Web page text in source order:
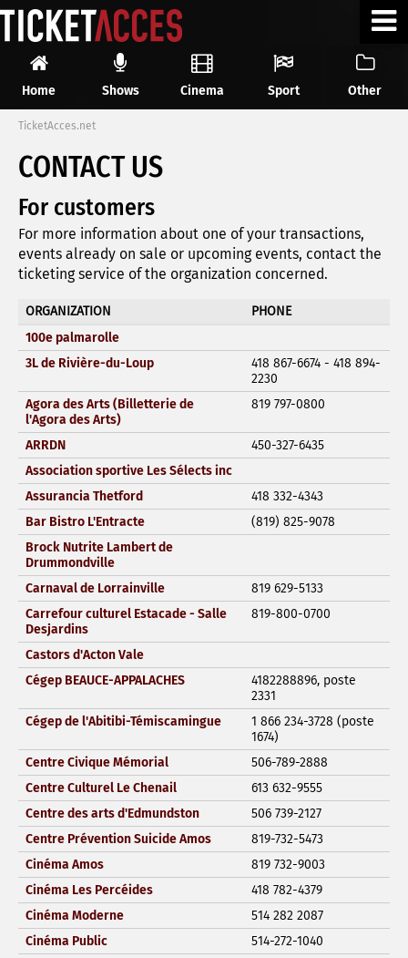
Home Shows Cinema Sport Other
TicketAcces.net
CONTACT US
For customers
For more information about one of your transactions,
events already on sale or upcoming events, contact the
ticketing service of the organization concerned.
ORGANIZATION
PHONE
100e palmarolle
3L de Rivière-du-Loup
418 867-6674 - 418 894-
2230
Agora des Arts (Billetterie de
l'Agora des Arts)
819 797-0800
ARRDN
450-327-6435
Association sportive Les Sélects inc
Assurancia Thetford
418 332-4343
Bar Bistro L'Entracte
(819) 825-9078
Brock Nutrite Lambert de
Drummondville
Carnaval de Lorrainville
819 629-5133
Carrefour culturel Estacade - Salle
Desjardins
819-800-0700
Castors d'Acton Vale
Cégep BEAUCE-APPALACHES
4182288896, poste
2331
Cégep de l'Abitibi-Témiscamingue
1 866 234-3728 (poste
1674)
Centre Civique Mémorial
506-789-2888
Centre Culturel Le Chenail
613 632-9555
Centre des arts d'Edmundston
506 739-2127
Centre Prévention Suicide Amos
819-732-5473
Cinéma Amos
819 732-9003
Cinéma Les Percéides
418 782-4379
Cinéma Moderne
514 282 2087
Cinéma Public
514-272-1040